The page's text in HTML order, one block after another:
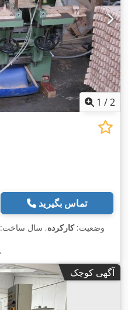
1 /2
تماس بگیرید
وضعیت:کارکرده, سال ساخت:
آگهی کوچک